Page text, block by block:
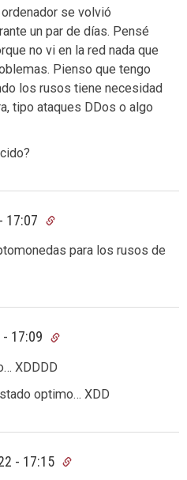
se volvió
un par de días. Pensé
no vi en la red nada que
Pienso que tengo
los rusos tiene necesidad
tipo ataques DDos o algo
17:07
para los rusos de
17:09
XDDDD
optimo… XDD
- 17:15